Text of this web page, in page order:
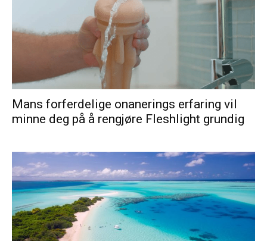
Mans forferdelige onanerings erfaring vil
minne deg på å rengjøre Fleshlight grundig